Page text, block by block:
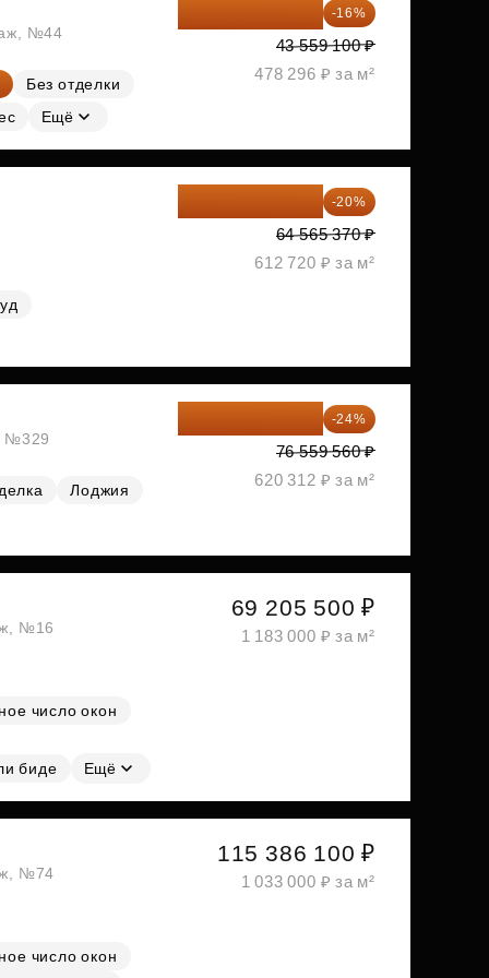
№44
Без отделки
Ещё
-16%
43 559 100 ₽
478 296 ₽ за м²
-20%
64 565 370 ₽
612 720 ₽ за м²
№329
Лоджия
-24%
76 559 560 ₽
620 312 ₽ за м²
№16
число окон
биде
Ещё
69 205 500 ₽
1 183 000 ₽ за м²
№74
число окон
115 386 100 ₽
1 033 000 ₽ за м²